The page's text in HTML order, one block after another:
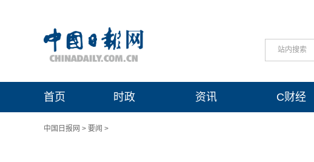
站内搜索
首页 时政 资讯 C财经
中国日报网 > 要闻 >